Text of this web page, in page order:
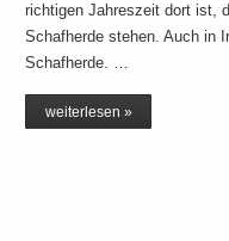
richtigen Jahreszeit dort ist,
Schafherde stehen. Auch in
Schafherde. …
weiterlesen »